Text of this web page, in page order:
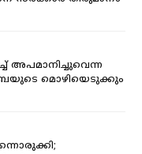
അപമാനിച്ചുവെന്ന
മൊഴിയെടുക്കും